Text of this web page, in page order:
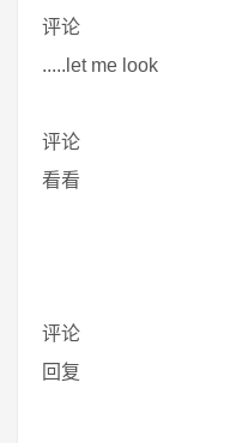
评论
.....let me look
评论
看看
评论
回复